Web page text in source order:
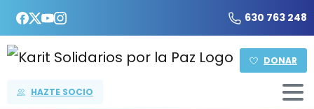
630 763 248
DONAR
HAZTE SOCIO